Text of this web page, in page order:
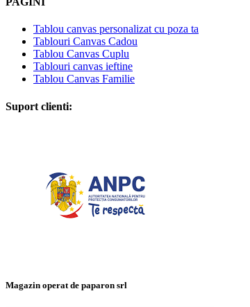
Tablou canvas personalizat cu poza ta
Tablouri Canvas Cadou
Tablou Canvas Cuplu
Tablouri canvas ieftine
Tablou Canvas Familie
Suport clienti:
Magazin operat de paparon srl